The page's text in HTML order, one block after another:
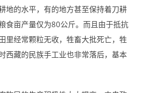
地的水平，有的地方甚至保持着刀耕
食亩产量仅为80公斤。而且由于抵抗
里经常颗粒无收，牲畜大批死亡，牲
西藏的民族手工业也非常落后，基本